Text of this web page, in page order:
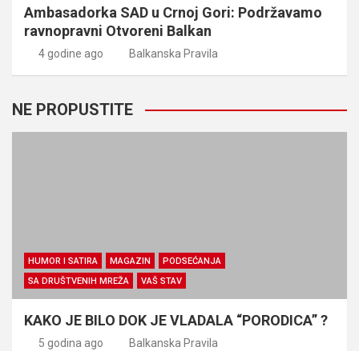
Ambasadorka SAD u Crnoj Gori: Podržavamo
ravnopravni Otvoreni Balkan
4 godine ago Balkanska Pravila
NE PROPUSTITE
HUMOR I SATIRA MAGAZIN
PODSEĆANJA
SA DRUŠTVENIH MREŽA
VAŠ STAV
KAKO JE BILO DOK JE VLADALA “PORODICA” ?
5 godina ago Balkanska Pravila